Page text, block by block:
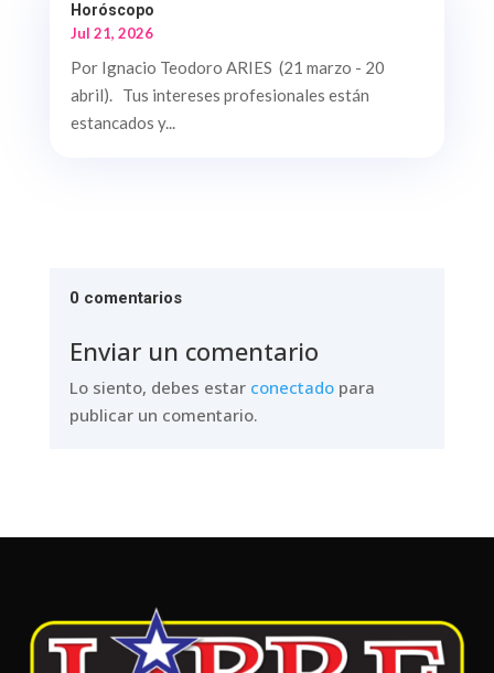
Horóscopo
Jul 21, 2026
Por Ignacio Teodoro ARIES (21 marzo - 20
abril). Tus intereses profesionales están
estancados y...
0 comentarios
Enviar un comentario
Lo siento, debes estar conectadopara
publicar un comentario.